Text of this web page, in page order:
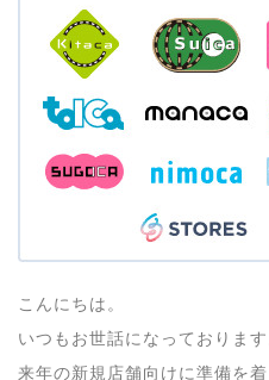
こんにちは。
いつもお世話になっております
来年の新規店舗向けに準備を着